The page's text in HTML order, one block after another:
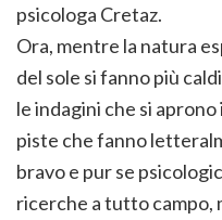
psicologa Cretaz.
Ora, mentre la natura
del sole si fanno più
le indagini che si
piste che fanno
bravo e pur se
ricerche a tutto campo,